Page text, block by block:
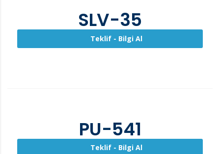
SLV-35
Teklif - Bilgi Al
PU-541
Teklif - Bilgi Al